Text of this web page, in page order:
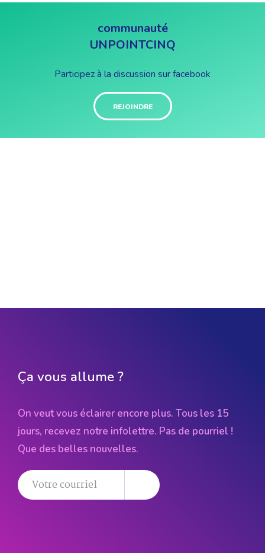
communauté
UNPOINTCINQ
Participez à la discussion sur facebook
REJOINDRE
Ça vous allume ?
On veut vous éclairer encore plus. Tous les 15
jours, recevez notre infolettre. Pas de pourriel !
Que des belles nouvelles.